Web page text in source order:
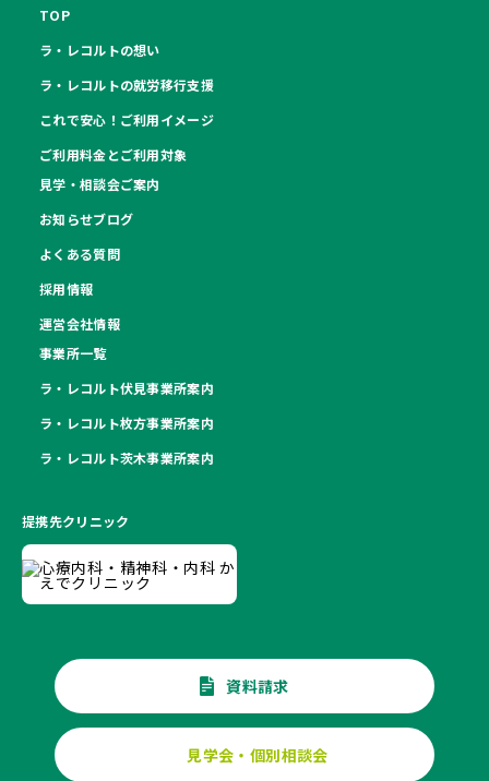
TOP
ラ・レコルトの想い
ラ・レコルトの就労移行支援
これで安心！ご利用イメージ
ご利用料金とご利用対象
見学・相談会ご案内
お知らせブログ
よくある質問
採用情報
運営会社情報
事業所一覧
ラ・レコルト伏見事業所案内
ラ・レコルト枚方事業所案内
ラ・レコルト茨木事業所案内
提携先クリニック
資料請求
見学会・個別相談会